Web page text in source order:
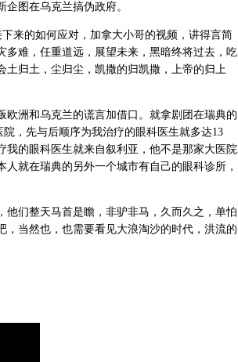
图在乌克兰搞伪政府。
来的如何应对，加拿大小哥的视频，讲得言简
难，任重道远，展望未来，黑暗终将过去，吃
土归土，尘归尘，凯撒的归凯撒，上帝的归上
洲和乌克兰的谎言加借口。就拿剧团在瑞典的
，先与后顺序为我治疗的眼科医生就多达13
的眼科医生就来自叙利亚，他不是那家大医院
就在瑞典的另外一个城市有自己的眼科诊所，
们整天马首是瞻，非驴非马，久而久之，单怕
当然也，也需要看见大浪淘沙的时代，洪流的